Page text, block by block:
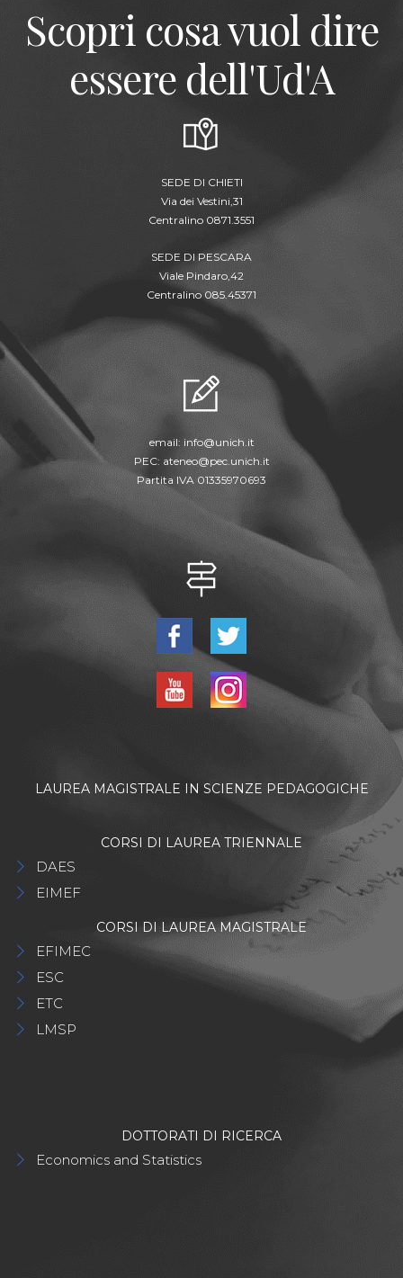
Scopri cosa vuol dire
essere dell'Ud'A
SEDE DI CHIETI
Via dei Vestini,31
Centralino 0871.3551
SEDE DI PESCARA
Viale Pindaro,42
Centralino 085.45371
email: info@unich.it
PEC: ateneo@pec.unich.it
Partita IVA 01335970693
LAUREA MAGISTRALE IN SCIENZE PEDAGOGICHE
CORSI DI LAUREA TRIENNALE
DAES
EIMEF
CORSI DI LAUREA MAGISTRALE
EFIMEC
ESC
ETC
LMSP
DOTTORATI DI RICERCA
Economics and Statistics